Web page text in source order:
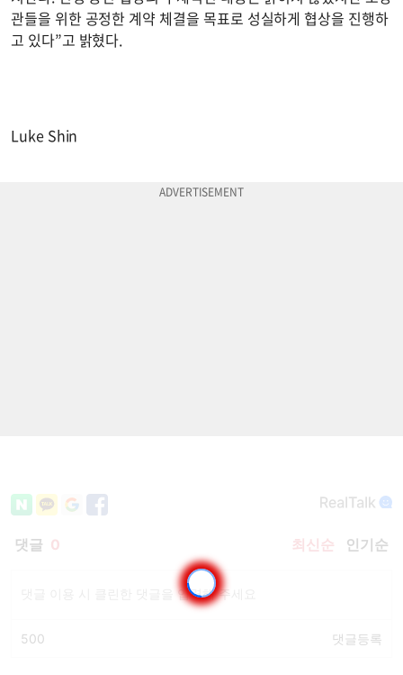
관들을 위한 공정한 계약 체결을 목표로 성실하게 협상을 진행하
고 있다”고 밝혔다.
Luke Shin